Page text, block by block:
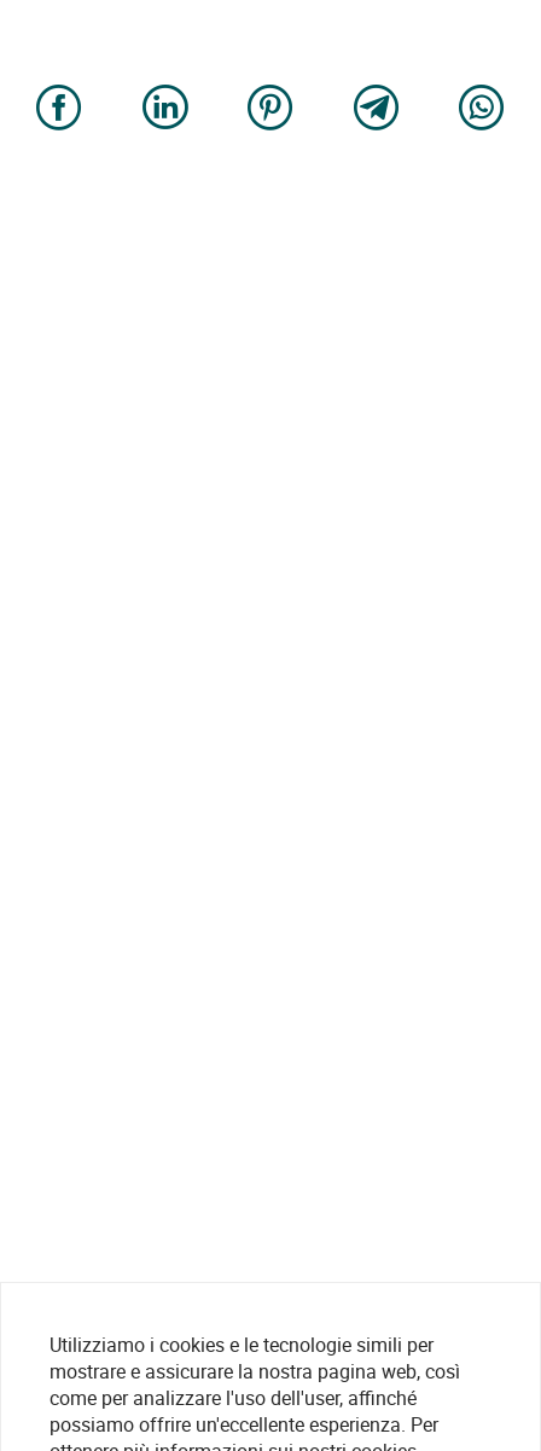
Utilizziamo i cookies e le tecnologie simili per
mostrare e assicurare la nostra pagina web, così
come per analizzare l'uso dell'user, affinché
possiamo offrire un'eccellente esperienza. Per